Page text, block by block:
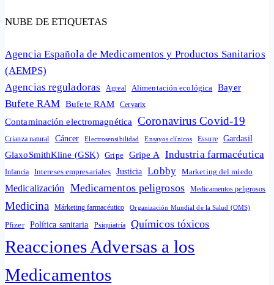
NUBE DE ETIQUETAS
Agencia Española de Medicamentos y Productos Sanitarios
(AEMPS)
Agencias reguladoras
Agreal Alimentación ecológica Bayer
Bufete RAM Bufete RAM Cervarix
Contaminación electromagnética Coronavirus Covid-19
Crianza natural Cáncer Electrosensibilidad Ensayos clínicos Essure Gardasil
GlaxoSmithKline (GSK) Gripe Gripe A Industria farmacéutica
Infancia Intereses empresariales Justicia Lobby Marketing del miedo
Medicalización Medicamentos peligrosos Medicamentos peligrosos
Medicina Márketing farmacéutico Organización Mundial de la Salud (OMS)
Pfizer Política sanitaria Psiquiatría Químicos tóxicos
Reacciones Adversas a los
Medicamentos